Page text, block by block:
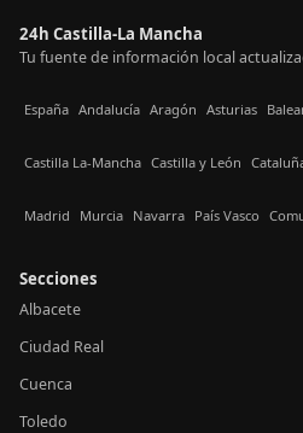
24h Castilla-La Mancha
Tu fuente de información local
España Andalucía Aragón Asturias
Castilla La-Mancha Castilla y León
Madrid Murcia Navarra País Vasco
Secciones
Albacete
Ciudad Real
Cuenca
Toledo